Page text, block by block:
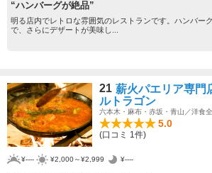
“ハンバーグが絶品”
明る店内でレトロな雰囲気のレストランです。ハンバー
で、さらにデザートが美味し...
21 薪火パエリア専門
ルトラゴン
六本木・麻布・赤坂・青山／洋食
5.0
(口コミ 1件)
¥---- ¥2,000～¥2,999 ¥----